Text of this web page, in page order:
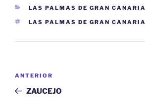
CATEGORÍAS
LAS PALMAS DE GRAN CANARIA
ETIQUETAS
LAS PALMAS DE GRAN CANARIA
entradas
Entrada
anterior:
ANTERIOR
ZAUCEJO